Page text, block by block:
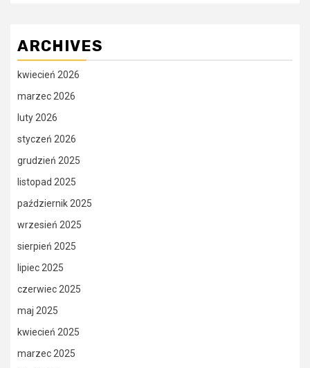
ARCHIVES
kwiecień 2026
marzec 2026
luty 2026
styczeń 2026
grudzień 2025
listopad 2025
październik 2025
wrzesień 2025
sierpień 2025
lipiec 2025
czerwiec 2025
maj 2025
kwiecień 2025
marzec 2025